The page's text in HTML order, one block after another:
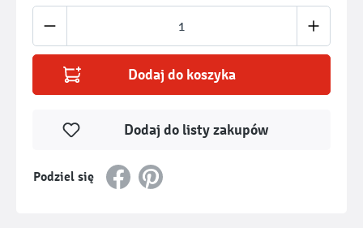
Ilość produktu: Wprowadź żądaną ilość
Dodaj do koszyka
Podziel się
Dodaj do listy zakupów